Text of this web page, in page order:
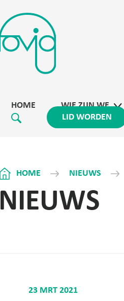
HOME WIE ZIJN WE
LID WORDEN
HOME NIEUWS
NIEUWS
23 MRT 2021